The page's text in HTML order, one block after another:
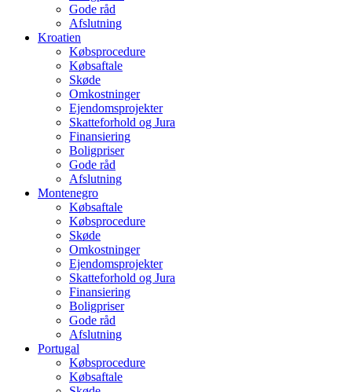
Gode råd
Afslutning
Kroatien
Købsprocedure
Købsaftale
Skøde
Omkostninger
Ejendomsprojekter
Skatteforhold og Jura
Finansiering
Boligpriser
Gode råd
Afslutning
Montenegro
Købsaftale
Købsprocedure
Skøde
Omkostninger
Ejendomsprojekter
Skatteforhold og Jura
Finansiering
Boligpriser
Gode råd
Afslutning
Portugal
Købsprocedure
Købsaftale